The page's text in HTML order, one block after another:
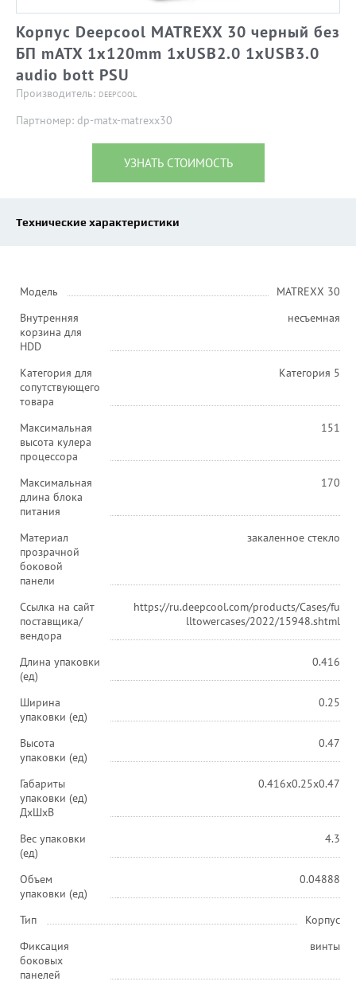
Корпус Deepcool MATREXX 30 черный без
БП mATX 1x120mm 1xUSB2.0 1xUSB3.0
audio bott PSU
Производитель: DEEPCOOL
Партномер: dp-matx-matrexx30
УЗНАТЬ СТОИМОСТЬ
Технические характеристики
Модель
MATREXX 30
Внутренняя
корзина для
HDD
несъемная
Категория для
сопутствующего
товара
Категория 5
Максимальная
высота кулера
процессора
151
Максимальная
длина блока
питания
170
Материал
прозрачной
боковой
панели
закаленное стекло
Ссылка на сайт
поставщика/
вендора
https://ru.deepcool.com/products/Cases/fu
lltowercases/2022/15948.shtml
Длина упаковки
(ед)
0.416
Ширина
упаковки (ед)
0.25
Высота
упаковки (ед)
0.47
Габариты
упаковки (ед)
ДхШхВ
0.416x0.25x0.47
Вес упаковки
(ед)
4.3
Объем
упаковки (ед)
0.04888
Тип
Корпус
Фиксация
боковых
панелей
винты